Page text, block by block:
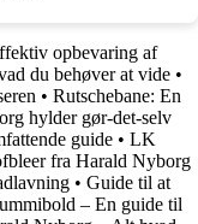
opbevaring af
du behøver at vide •
• Rutschebane: En
hylder gør-det-selv
guide • LK
fra Harald Nyborg
• Guide til at
– En guide til